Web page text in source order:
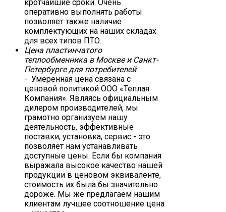
кротчайшие сроки. Очень
оперативно выполнять работы
позволяет также наличие
комплектующих на наших складах
для всех типов ПТО.
Цена пластинчатого
теплообменника в Москве и Санкт-
Петербурге для потребителей
- Умеренная цена связана с
ценовой политикой ООО «Теплая
Компания». Являясь официальным
дилером производителей, мы
грамотно организуем нашу
деятельность, эффективные
поставки, установка, сервис - это
позволяет нам устанавливать
доступные цены. Если бы компания
выражала высокое качество нашей
продукции в ценовом эквиваленте,
стоимость их была бы значительно
дороже. Мы же предлагаем нашим
клиентам лучшее соотношение цена